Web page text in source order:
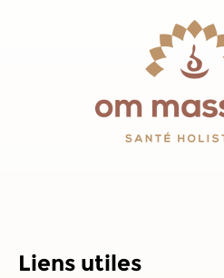
Liens utiles